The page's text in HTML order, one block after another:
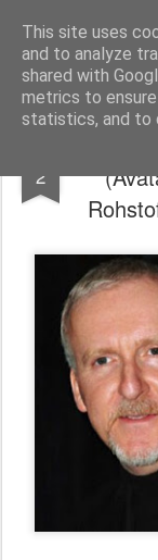
This site uses
and to analyze
shared with
metrics to
statistics, and to
Freigeist -
Pages
2